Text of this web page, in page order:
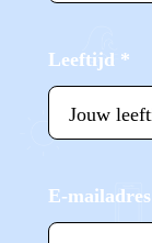
Leeftijd *
E-mailadres